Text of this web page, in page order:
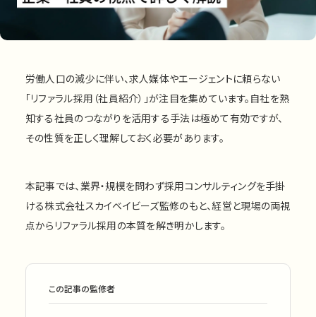
お問い合わせ
労働人口の減少に伴い、求人媒体やエージェントに頼らない
「リファラル採用（社員紹介）」が注目を集めています。自社を熟
知する社員のつながりを活用する手法は極めて有効ですが、
その性質を正しく理解しておく必要があります。
本記事では、業界・規模を問わず採用コンサルティングを手掛
ける株式会社スカイベイビーズ監修のもと、経営と現場の両視
点からリファラル採用の本質を解き明かします。
この記事の監修者